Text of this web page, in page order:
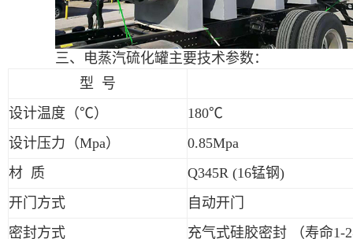
三、电蒸汽硫化罐主要技术参数：
型
号
设计温度（℃）
180℃
设计压力（Mpa）
0.85Mpa
材 质 Q345R (16锰钢)
开门方式
自动开门
密封方式
充气式硅胶密封 （寿命1-2